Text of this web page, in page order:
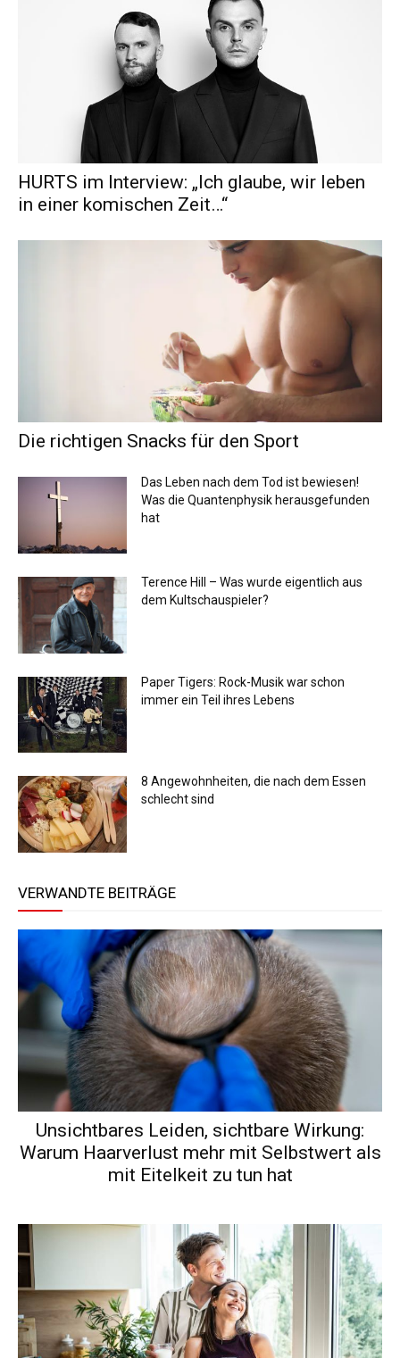
HURTS im Interview: „Ich glaube, wir leben
in einer komischen Zeit…“
Die richtigen Snacks für den Sport
Das Leben nach dem Tod ist bewiesen!
Was die Quantenphysik herausgefunden
hat
Terence Hill – Was wurde eigentlich aus
dem Kultschauspieler?
Paper Tigers: Rock-Musik war schon
immer ein Teil ihres Lebens
8 Angewohnheiten, die nach dem Essen
schlecht sind
VERWANDTE BEITRÄGE
Unsichtbares Leiden, sichtbare Wirkung:
Warum Haarverlust mehr mit Selbstwert als
mit Eitelkeit zu tun hat